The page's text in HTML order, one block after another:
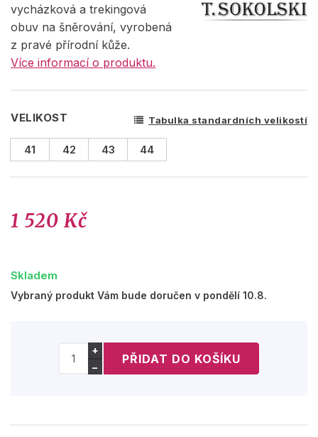
vycházková a trekingová
obuv na šněrování, vyrobená
z pravé přírodní kůže.
Více informací o produktu.
VELIKOST Tabulka standardních velikostí
41 42 43 44
1 520 Kč
Skladem
Vybraný produkt Vám bude doručen v pondělí 10.8.
+
−